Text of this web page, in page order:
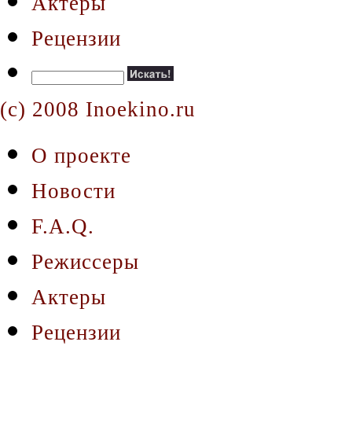
Рецензии
(c) 2008 Inoekino.ru
О проекте
Новости
F.A.Q.
Режиссеры
Актеры
Рецензии